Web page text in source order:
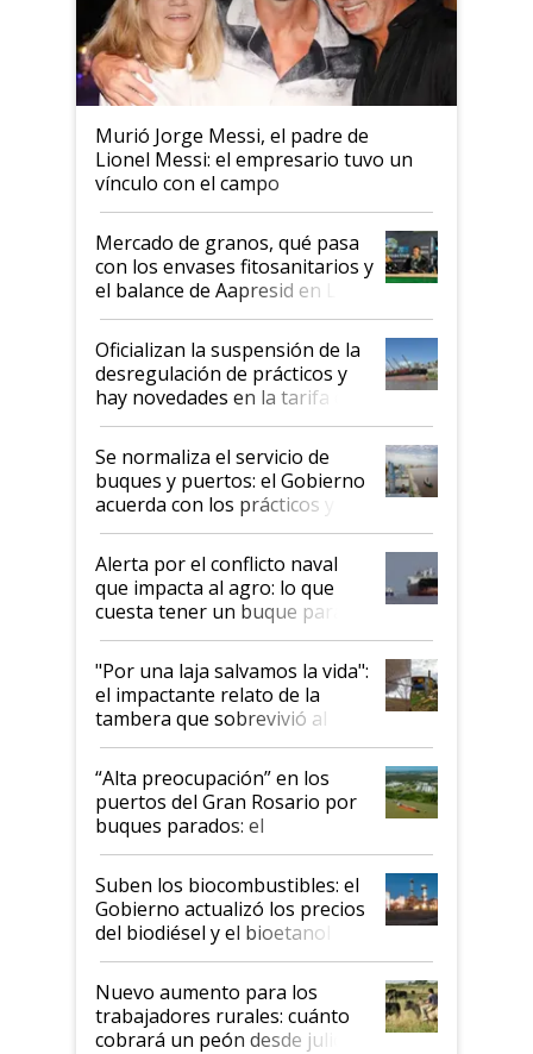
Murió Jorge Messi, el padre de
Lionel Messi: el empresario tuvo un
vínculo con el campo
Mercado de granos, qué pasa
con los envases fitosanitarios y
el balance de Aapresid en La
Posta
Oficializan la suspensión de la
desregulación de prácticos y
hay novedades en la tarifa de
la hidrovía
Se normaliza el servicio de
buques y puertos: el Gobierno
acuerda con los prácticos y
suspende el decreto de
desregulación
Alerta por el conflicto naval
que impacta al agro: lo que
cuesta tener un buque parado
y el peligro de que Argentina
pase a ser "país sucio"
"Por una laja salvamos la vida":
el impactante relato de la
tambera que sobrevivió al
tornado
“Alta preocupación” en los
puertos del Gran Rosario por
buques parados: el
funcionamiento de las
exportadoras en tensión tras
la medida de fuerza de los
prácticos
Suben los biocombustibles: el
Gobierno actualizó los precios
del biodiésel y el bioetanol
Nuevo aumento para los
trabajadores rurales: cuánto
cobrará un peón desde julio